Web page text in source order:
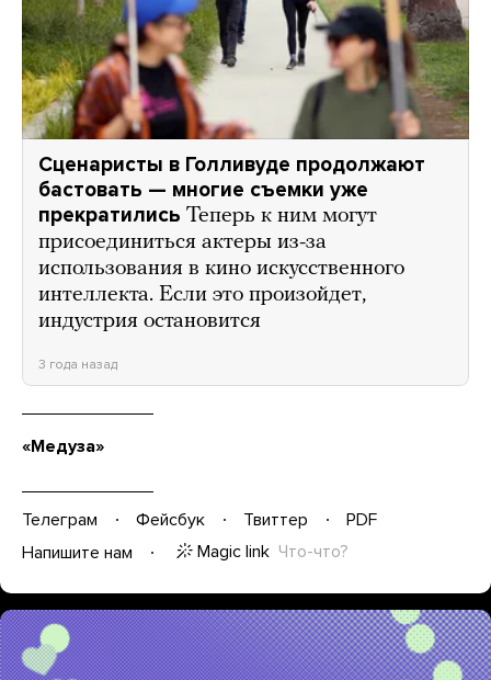
Сценаристы в Голливуде продолжают
бастовать — многие съемки уже
прекратились Теперь к ним могут
присоединиться актеры из-за
использования в кино искусственного
интеллекта. Если это произойдет,
индустрия остановится
3 года назад
«Медуза»
Телеграм Фейсбук Твиттер
PDF
Напишите нам
Magic link Что-что?